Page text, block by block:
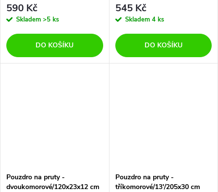
590 Kč
Skladem >5 ks
DO KOŠÍKU
545 Kč
Skladem 4 ks
DO KOŠÍKU
Pouzdro na pruty -
dvoukomorové/120x23x12 cm
Pouzdro na pruty -
tříkomorové/13'/205x30 cm